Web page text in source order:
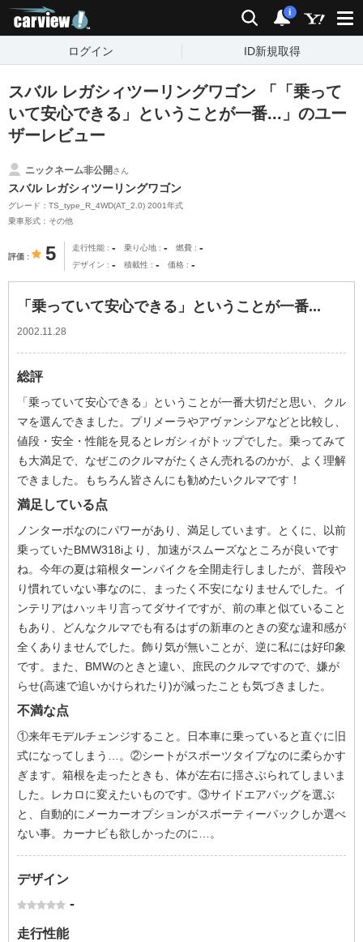
検索 通知
i
ログイン ID新規取得
スバル レガシィツーリングワゴン 「「乗って
いて安心できる」ということが一番...」のユー
ザーレビュー
ニックネーム非公開さん
スバル レガシィツーリングワゴン
グレード：TS_type_R_4WD(AT_2.0) 2001年式
乗車形式：その他
評価 5 走行性能 - 乗り心地 - 燃費 -
デザイン - 積載性 - 価格 -
「乗っていて安心できる」ということが一番...
2002.11.28
総評
「乗っていて安心できる」ということが一番大切だと思い、クル
マを選んできました。プリメーラやアヴァンシアなどと比較し、
値段・安全・性能を見るとレガシィがトップでした。乗ってみて
も大満足で、なぜこのクルマがたくさん売れるのかが、よく理解
できました。もちろん皆さんにも勧めたいクルマです！
満足している点
ノンターボなのにパワーがあり、満足しています。とくに、以前
乗っていたBMW318iより、加速がスムーズなところが良いです
ね。今年の夏は箱根ターンパイクを全開走行しましたが、普段や
り慣れていない事なのに、まったく不安になりませんでした。イ
ンテリアはハッキリ言ってダサイですが、前の車と似ていること
もあり、どんなクルマでも有るはずの新車のときの変な違和感が
全くありませんでした。飾り気が無いことが、逆に私には好印象
です。また、BMWのときと違い、庶民のクルマですので、嫌が
らせ(高速で追いかけられたり)が減ったことも気づきました。
不満な点
①来年モデルチェンジすること。日本車に乗っていると直ぐに旧
式になってしまう…。②シートがスポーツタイプなのに柔らかす
ぎます。箱根を走ったときも、体が左右に揺さぶられてしまいま
した。レカロに変えたいものです。③サイドエアバッグを選ぶ
と、自動的にメーカーオプションがスポーティーパックしか選べ
ない事。カーナビも欲しかったのに…。
デザイン
-
走行性能